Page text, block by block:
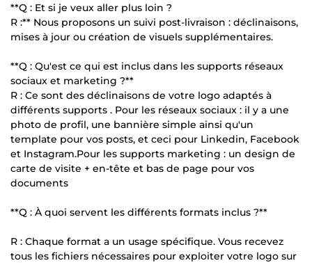
**Q : Et si je veux aller plus loin ?
R :** Nous proposons un suivi post-livraison : déclinaisons,
mises à jour ou création de visuels supplémentaires.
**Q : Qu'est ce qui est inclus dans les supports réseaux
sociaux et marketing ?**
R : Ce sont des déclinaisons de votre logo adaptés à
différents supports . Pour les réseaux sociaux : il y a une
photo de profil, une bannière simple ainsi qu'un
template pour vos posts, et ceci pour Linkedin, Facebook
et Instagram.Pour les supports marketing : un design de
carte de visite + en-tête et bas de page pour vos
documents
**Q : À quoi servent les différents formats inclus ?**
R : Chaque format a un usage spécifique. Vous recevez
tous les fichiers nécessaires pour exploiter votre logo sur